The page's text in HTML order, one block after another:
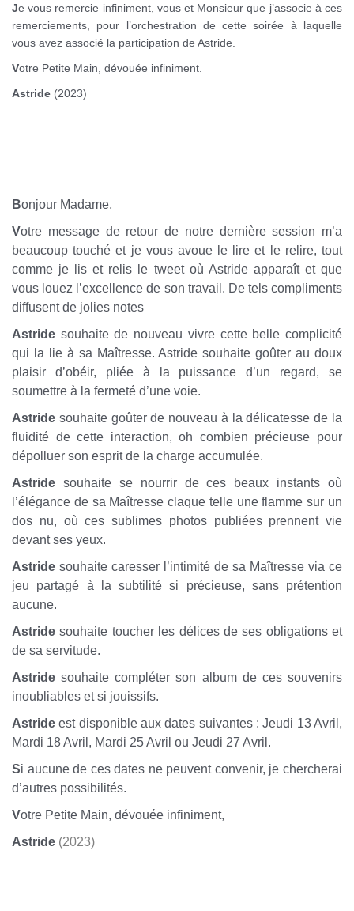
Je vous remercie infiniment, vous et Monsieur que j’associe à ces
remerciements, pour l’orchestration de cette soirée à laquelle
vous avez associé la participation de Astride.
Votre Petite Main, dévouée infiniment.
Astride (2023)
Bonjour Madame,
Votre message de retour de notre dernière session m’a
beaucoup touché et je vous avoue le lire et le relire, tout
comme je lis et relis le tweet où Astride apparaît et que
vous louez l’excellence de son travail. De tels compliments
diffusent de jolies notes
Astride souhaite de nouveau vivre cette belle complicité
qui la lie à sa Maîtresse. Astride souhaite goûter au doux
plaisir d’obéir, pliée à la puissance d’un regard, se
soumettre à la fermeté d’une voie.
Astride souhaite goûter de nouveau à la délicatesse de la
fluidité de cette interaction, oh combien précieuse pour
dépolluer son esprit de la charge accumulée.
Astride souhaite se nourrir de ces beaux instants où
l’élégance de sa Maîtresse claque telle une flamme sur un
dos nu, où ces sublimes photos publiées prennent vie
devant ses yeux.
Astride souhaite caresser l’intimité de sa Maîtresse via ce
jeu partagé à la subtilité si précieuse, sans prétention
aucune.
Astride souhaite toucher les délices de ses obligations et
de sa servitude.
Astride souhaite compléter son album de ces souvenirs
inoubliables et si jouissifs.
Astride est disponible aux dates suivantes : Jeudi 13 Avril,
Mardi 18 Avril, Mardi 25 Avril ou Jeudi 27 Avril.
Si aucune de ces dates ne peuvent convenir, je chercherai
d’autres possibilités.
Votre Petite Main, dévouée infiniment,
Astride (2023)